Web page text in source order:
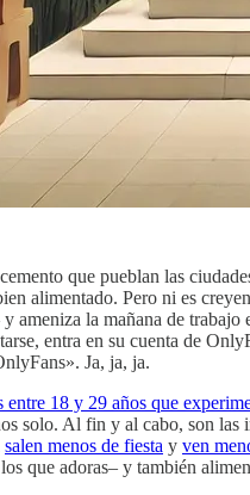
que pueblan las
alimentado. Pero ni es
y ameniza la mañana de
entra en su cuenta de
Ja, ja, ja.
18 y 29 años que
solo. Al fin y al cabo, son las
salen menos de fiesta y ven
que adoras– y también